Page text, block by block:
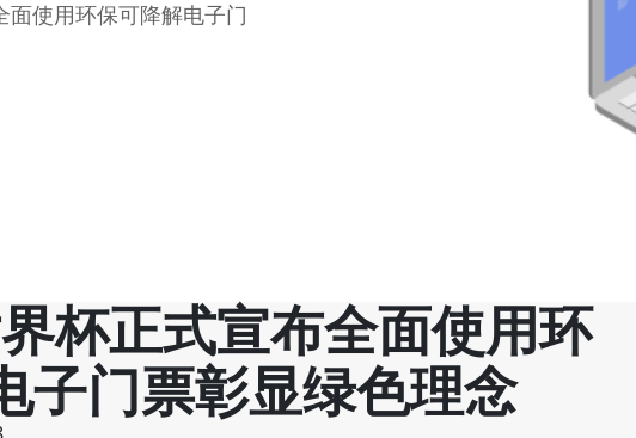
使用环保可降解电子门
杯正式宣布全面使用环
子门票彰显绿色理念